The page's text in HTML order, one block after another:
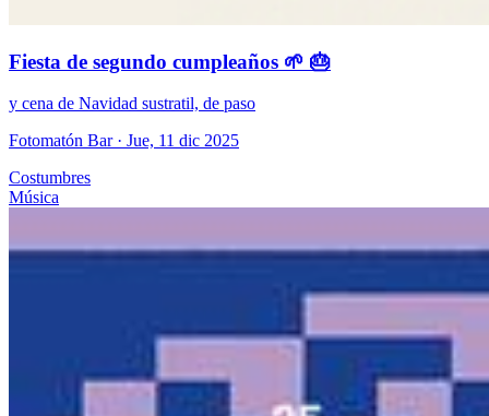
Fiesta de segundo cumpleaños 🌱 🎂
y cena de Navidad sustratil, de paso
Fotomatón Bar· Jue, 11 dic 2025
Costumbres
Música